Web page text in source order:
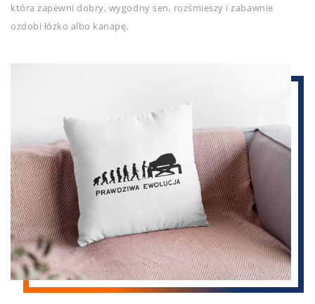
która zapewni dobry, wygodny sen, rozśmieszy i zabawnie
ozdobi łóżko albo kanapę.